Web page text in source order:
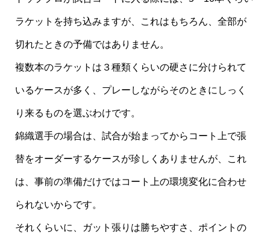
ラケットを持ち込みますが、これはもちろん、全部が
切れたときの予備ではありません。
複数本のラケットは３種類くらいの硬さに分けられて
いるケースが多く、プレーしながらそのときにしっく
り来るものを選ぶわけです。
錦織選手の場合は、試合が始まってからコート上で張
替をオーダーするケースが珍しくありませんが、これ
は、事前の準備だけではコート上の環境変化に合わせ
られないからです。
それくらいに、ガット張りは勝ちやすさ、ポイントの